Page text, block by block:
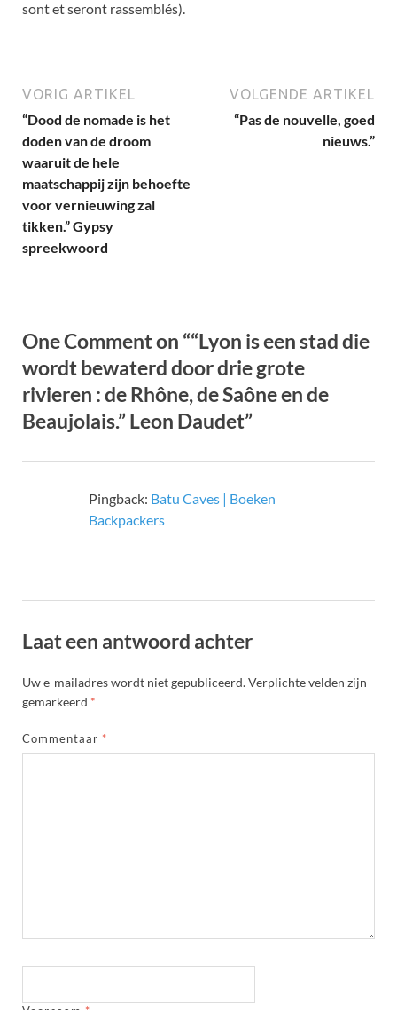
sont et seront rassemblés).
VORIG ARTIKEL
“Dood de nomade is het
doden van de droom
waaruit de hele
maatschappij zijn behoefte
voor vernieuwing zal
tikken.” Gypsy
spreekwoord
VOLGENDE ARTIKEL
“Pas de nouvelle , goed
nieuws.”
One Comment on ““Lyon is een stad die
wordt bewaterd door drie grote
rivieren : de Rhône, de Saône en de
Beaujolais.” Leon Daudet”
Pingback: Batu Caves | Boeken
Backpackers
Laat een antwoord achter
Uw e-mailadres wordt niet gepubliceerd.Verplichte velden zijn
gemarkeerd *
Commentaar *